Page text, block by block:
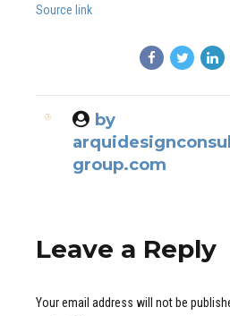
Source link
by
group.com
Leave a Reply
Your email address will not be